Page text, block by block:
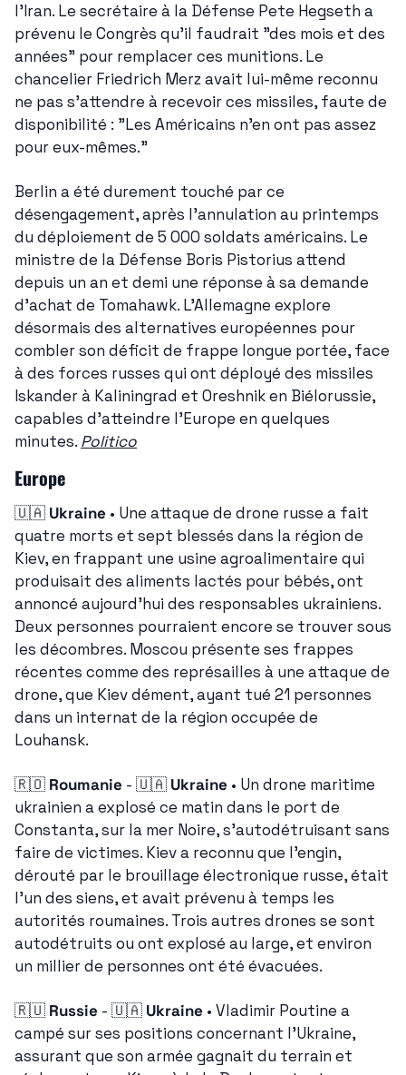
l'Iran. Le secrétaire à la Défense Pete Hegseth a
prévenu le Congrès qu'il faudrait "des mois et des
années" pour remplacer ces munitions. Le
chancelier Friedrich Merz avait lui-même reconnu
ne pas s'attendre à recevoir ces missiles, faute de
disponibilité : "Les Américains n'en ont pas assez
pour eux-mêmes."
Berlin a été durement touché par ce
désengagement, après l'annulation au printemps
du déploiement de 5 000 soldats américains. Le
ministre de la Défense Boris Pistorius attend
depuis un an et demi une réponse à sa demande
d'achat de Tomahawk. L'Allemagne explore
désormais des alternatives européennes pour
combler son déficit de frappe longue portée, face
à des forces russes qui ont déployé des missiles
Iskander à Kaliningrad et Oreshnik en Biélorussie,
capables d'atteindre l'Europe en quelques
minutes. Politico
Europe
🇺🇦 Ukraine • Une attaque de drone russe a fait
quatre morts et sept blessés dans la région de
Kiev, en frappant une usine agroalimentaire qui
produisait des aliments lactés pour bébés, ont
annoncé aujourd'hui des responsables ukrainiens.
Deux personnes pourraient encore se trouver sous
les décombres. Moscou présente ses frappes
récentes comme des représailles à une attaque de
drone, que Kiev dément, ayant tué 21 personnes
dans un internat de la région occupée de
Louhansk.
🇷🇴 Roumanie - 🇺🇦 Ukraine • Un drone maritime
ukrainien a explosé ce matin dans le port de
Constanta, sur la mer Noire, s'autodétruisant sans
faire de victimes. Kiev a reconnu que l'engin,
dérouté par le brouillage électronique russe, était
l'un des siens, et avait prévenu à temps les
autorités roumaines. Trois autres drones se sont
autodétruits ou ont explosé au large, et environ
un millier de personnes ont été évacuées.
🇷🇺 Russie - 🇺🇦 Ukraine • Vladimir Poutine a
campé sur ses positions concernant l'Ukraine,
assurant que son armée gagnait du terrain et